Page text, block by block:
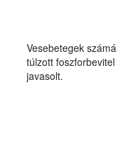
Vesebetegek
túlzott
javasolt.